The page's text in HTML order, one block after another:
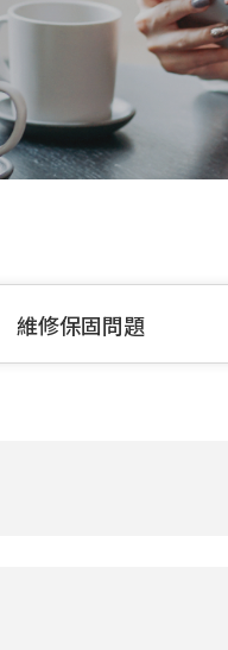
維修保固問題
程，時間約14~21個